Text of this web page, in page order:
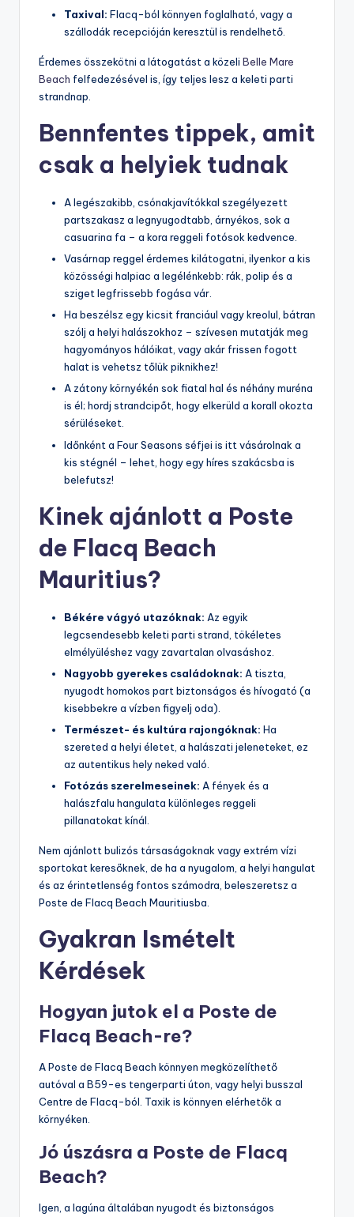
Taxival: Flacq-ból könnyen foglalható, vagy a
szállodák recepcióján keresztül is rendelhető.
Érdemes összekötni a látogatást a közeli Belle Mare
Beach felfedezésével is, így teljes lesz a keleti parti
strandnap.
Bennfentes tippek, amit
csak a helyiek tudnak
A legészakibb, csónakjavítókkal szegélyezett
partszakasz a legnyugodtabb, árnyékos, sok a
casuarina fa – a kora reggeli fotósok kedvence.
Vasárnap reggel érdemes kilátogatni, ilyenkor a kis
közösségi halpiac a legélénkebb: rák, polip és a
sziget legfrissebb fogása vár.
Ha beszélsz egy kicsit franciául vagy kreolul, bátran
szólj a helyi halászokhoz – szívesen mutatják meg
hagyományos hálóikat, vagy akár frissen fogott
halat is vehetsz tőlük piknikhez!
A zátony környékén sok fiatal hal és néhány muréna
is él; hordj strandcipőt, hogy elkerüld a korall okozta
sérüléseket.
Időnként a Four Seasons séfjei is itt vásárolnak a
kis stégnél – lehet, hogy egy híres szakácsba is
belefutsz!
Kinek ajánlott a Poste
de Flacq Beach
Mauritius?
Békére vágyó utazóknak: Az egyik
legcsendesebb keleti parti strand, tökéletes
elmélyüléshez vagy zavartalan olvasáshoz.
Nagyobb gyerekes családoknak: A tiszta,
nyugodt homokos part biztonságos és hívogató (a
kisebbekre a vízben figyelj oda).
Természet- és kultúra rajongóknak: Ha
szereted a helyi életet, a halászati jeleneteket, ez
az autentikus hely neked való.
Fotózás szerelmeseinek: A fények és a
halászfalu hangulata különleges reggeli
pillanatokat kínál.
Nem ajánlott bulizós társaságoknak vagy extrém vízi
sportokat keresőknek, de ha a nyugalom, a helyi hangulat
és az érintetlenség fontos számodra, beleszeretsz a
Poste de Flacq Beach Mauritiusba.
Gyakran Ismételt
Kérdések
Hogyan jutok el a Poste de
Flacq Beach-re?
A Poste de Flacq Beach könnyen megközelíthető
autóval a B59-es tengerparti úton, vagy helyi busszal
Centre de Flacq-ból. Taxik is könnyen elérhetők a
környéken.
Jó úszásra a Poste de Flacq
Beach?
Igen, a lagúna általában nyugodt és biztonságos